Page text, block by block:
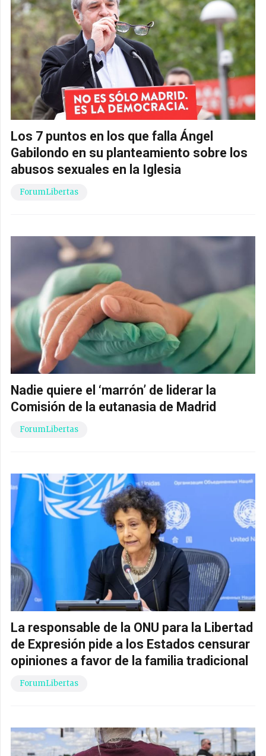
Los 7 puntos en los que falla Ángel
Gabilondo en su planteamiento sobre los
abusos sexuales en la Iglesia
ForumLibertas
Nadie quiere el ‘marrón’ de liderar la
Comisión de la eutanasia de Madrid
ForumLibertas
La responsable de la ONU para la Libertad
de Expresión pide a los Estados censurar
opiniones a favor de la familia tradicional
ForumLibertas